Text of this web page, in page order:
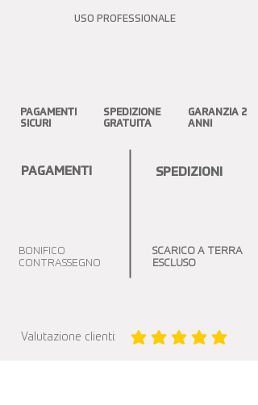
USO PROFESSIONALE
PAGAMENTI
SICURI
SPEDIZIONE
GRATUITA
GARANZIA 2
ANNI
PAGAMENTI SPEDIZIONI
BONIFICO
CONTRASSEGNO
SCARICO A TERRA
ESCLUSO
Valutazione clienti: la valutazione media è 5 su